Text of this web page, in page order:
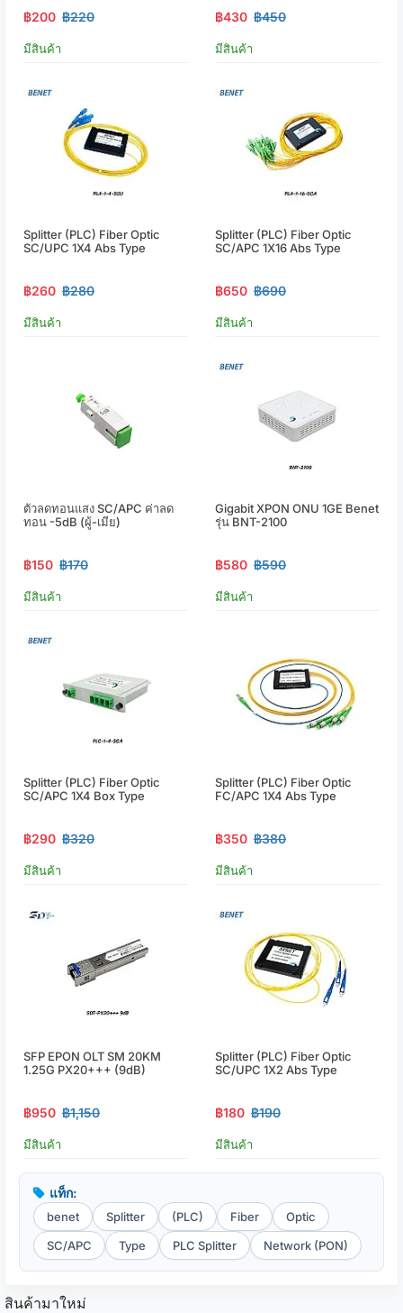
฿200 ฿220
มีสินค้า
฿430 ฿450
มีสินค้า
Splitter (PLC) Fiber Optic
SC/UPC 1X4 Abs Type
฿260 ฿280
มีสินค้า
Splitter (PLC) Fiber Optic
SC/APC 1X16 Abs Type
฿650 ฿690
มีสินค้า
ตัวลดทอนแสง SC/APC ค่าลด
ทอน -5dB (ผู้-เมีย)
฿150 ฿170
มีสินค้า
Gigabit XPON ONU 1GE Benet
รุ่น BNT-2100
฿580 ฿590
มีสินค้า
Splitter (PLC) Fiber Optic
SC/APC 1X4 Box Type
฿290 ฿320
มีสินค้า
Splitter (PLC) Fiber Optic
FC/APC 1X4 Abs Type
฿350 ฿380
มีสินค้า
SFP EPON OLT SM 20KM
1.25G PX20+++ (9dB)
฿950 ฿1,150
มีสินค้า
Splitter (PLC) Fiber Optic
SC/UPC 1X2 Abs Type
฿180 ฿190
มีสินค้า
แท็ก:
benet Splitter (PLC) Fiber
Optic
SC/APC
Type PLC Splitter Network (PON)
สินค้ามาใหม่